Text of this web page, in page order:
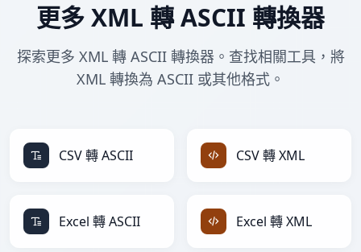
更多 XML 轉 ASCII 轉換器
探索更多 XML 轉 ASCII 轉換器。查找相關工具，將
XML 轉換為 ASCII 或其他格式。
CSV 轉 ASCII CSV 轉 XML
Excel 轉 ASCII Excel 轉 XML